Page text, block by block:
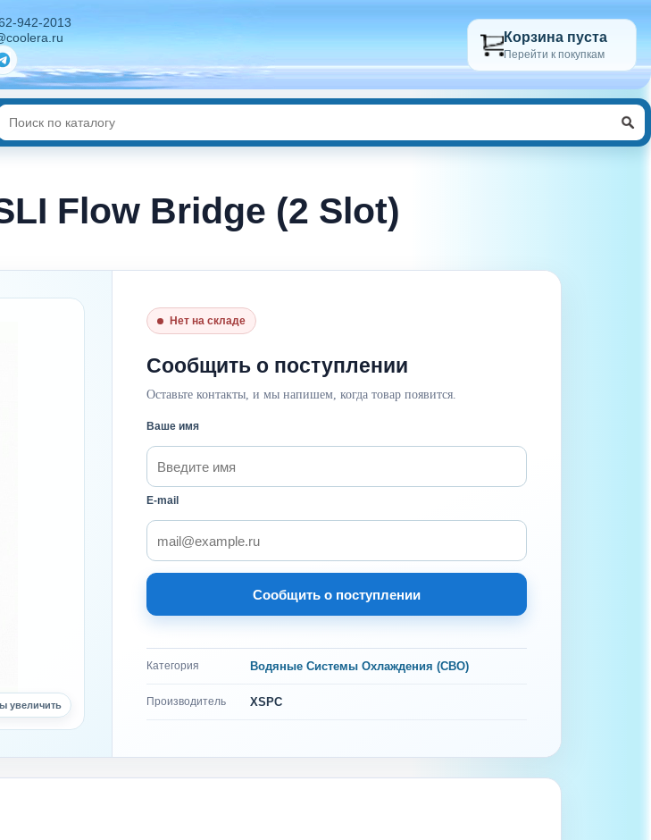
942-2013
Корзина пуста
Перейти к покупкам
Flow Bridge (2 Slot)
увеличить
Нет на складе
Сообщить о поступлении
Оставьте контакты, и мы напишем, когда товар появится.
Ваше имя
E-mail
Сообщить о поступлении
Категория Водяные Системы Охлаждения (СВО)
Производитель XSPC